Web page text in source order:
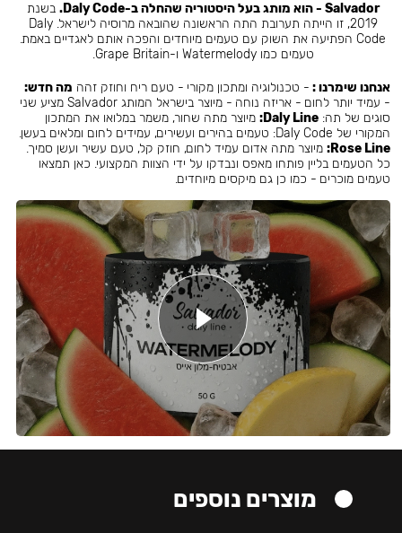
Salvador - הוא מותג בעל היסטוריה שהחלה ב-Daly Code.
בשנת
2019, זו הייתה תערובת התה הראשונה שהובאה מרוסיה לישראל. Daly
Code הפתיעה את השוק עם טעמים מיוחדים והפכה אותם לאגדיים באמת.
טעמים כמו Watermelody ו-Grape Britain.
אנחנו שימרנו : - טכנולוגיה ומתכון מקורי - טעם ריח וחוזק זהה מה חדש:
- עמיד יותר לחום - אריזה נוחה - מיוצר בישראל המותג Salvador מציע שני
סוגים של תה:Daly Line: מיוצר מתה שחור, משמר במלואו את המתכון
המקורי של Daly Code: טעמים בהירים ועשירים, עמידים לחום ומלאים בעשן.
Rose Line: מיוצר מתה אדום עמיד לחום, חוזק קל, טעם עשיר ועשן סמיך.
כל הטעמים בליין פותחו מאפס ונבדקו על ידי הצוות המקצועי. כאן תמצאו
טעמים מוכרים - כמו כן גם מיקסים מיוחדים.
מוצרים נוספים